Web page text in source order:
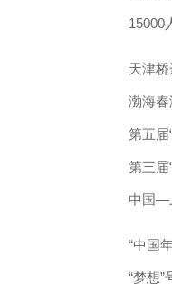
15000
天津
渤海春
第五届
第三届
中国—
“中国
“梦想